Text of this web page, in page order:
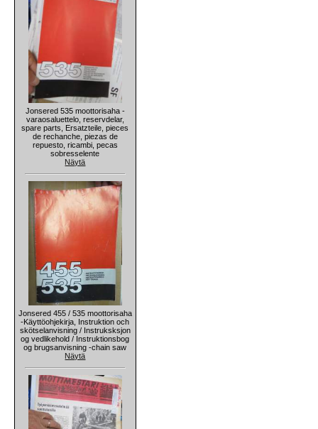
Jonsered 535 moottorisaha -
varaosaluettelo, reservdelar,
spare parts, Ersatzteile, pieces
de rechanche, piezas de
repuesto, ricambi, pecas
sobresselente
Näytä
Jonsered 455 / 535 moottorisaha
-Käyttöohjekirja, Instruktion och
skötselanvisning / Instruksksjon
og vedlikehold / Instruktionsbog
og brugsanvisning -chain saw
Näytä